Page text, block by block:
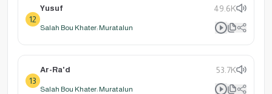
12
Yusuf 49.6K
Salah Bou Khater: Muratalun
13
Ar-Ra'd 53.7K
Salah Bou Khater: Muratalun